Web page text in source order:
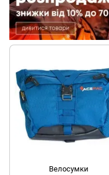
Велосумки